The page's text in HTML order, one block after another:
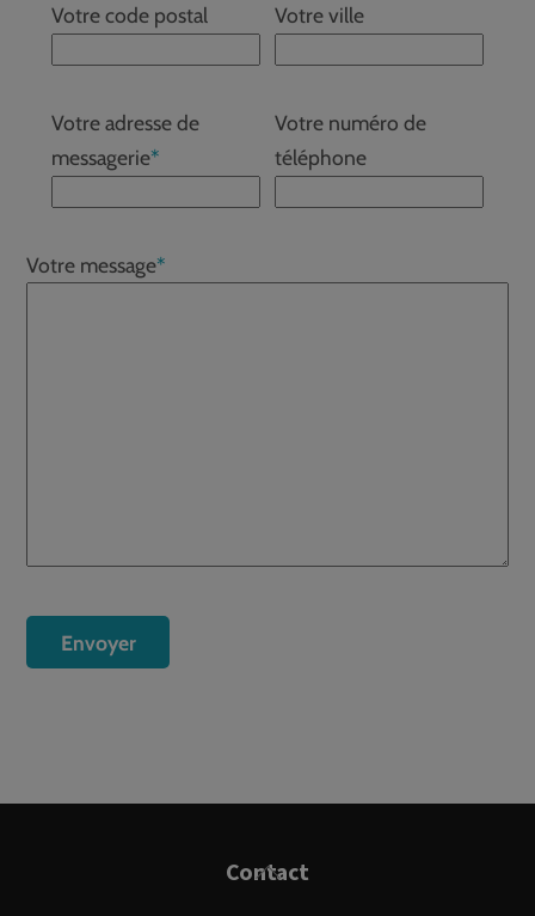
Votre code postal Votre ville
Votre adresse de
messagerie*
Votre numéro de
téléphone
Votre message*
Back
Contact